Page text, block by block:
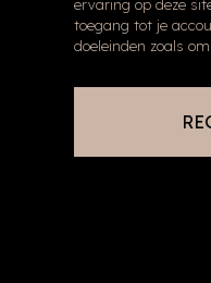
ervaring op deze
toegang tot je
doeleinden zoals